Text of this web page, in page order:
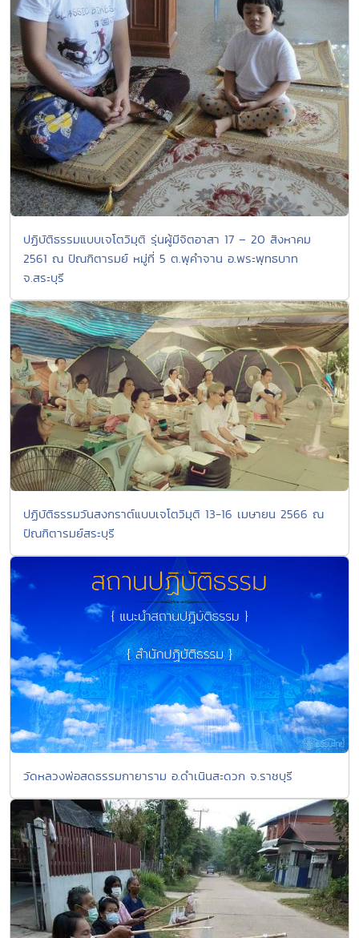
ปฏิบัติธรรมแบบเจโตวิมุติ รุ่นผู้มีจิตอาสา 17 – 20 สิงหาคม
2561 ณ ปัณฑิตารมย์ หมู่ที่ 5 ต.พุคำจาน อ.พระพุทธบาท
จ.สระบุรี
ปฏิบัติธรรมวันสงกราต์แบบเจโตวิมุติ 13-16 เมษายน 2566 ณ
ปัณฑิตารมย์สระบุรี
วัดหลวงพ่อสดธรรมกายาราม อ.ดำเนินสะดวก จ.ราชบุรี